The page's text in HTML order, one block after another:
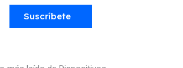
Suscríbete